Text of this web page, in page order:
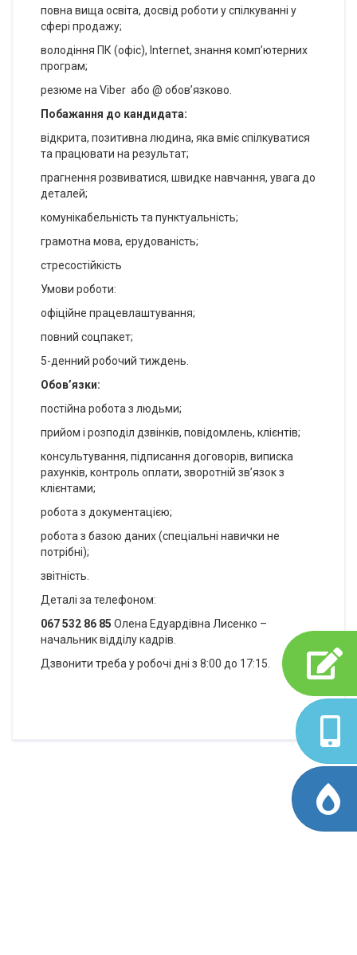
повна вища освіта, досвід роботи у спілкуванні у
сфері продажу;
володіння ПК (офіс), Internet, знання комп’ютерних
програм;
резюме на Viber або @ обов’язково.
Побажання до кандидата:
відкрита, позитивна людина, яка вміє спілкуватися
та працювати на результат;
прагнення розвиватися, швидке навчання, увага до
деталей;
комунікабельність та пунктуальність;
грамотна мова, ерудованість;
стресостійкість
Умови роботи:
офіційне працевлаштування;
повний соцпакет;
5-денний робочий тиждень.
Обов’язки:
постійна робота з людьми;
прийом і розподіл дзвінків, повідомлень, клієнтів;
консультування, підписання договорів, виписка
рахунків, контроль оплати, зворотній звʼязок з
клієнтами;
робота з документацією;
робота з базою даних (спеціальні навички не
потрібні);
звітність.
Деталі за телефоном:
067 532 86 85 Олена Едуардівна Лисенко –
начальник відділу кадрів.
Дзвонити треба у робочі дні з 8:00 до 17:15.